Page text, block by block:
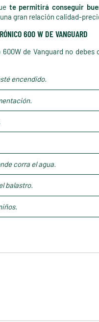
te permitirá conseguir
gran relación calidad-
600 W DE VANGUARD
de Vanguard no debes
encendido.
corra el agua.
balastro.